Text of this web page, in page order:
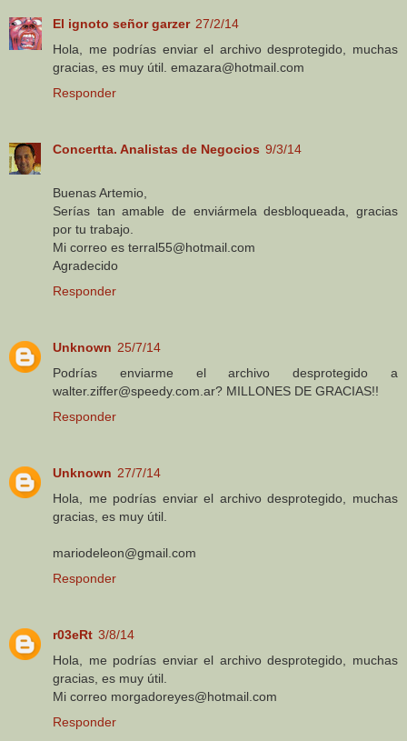
El ignoto señor garzer 27/2/14
Hola, me podrías enviar el archivo desprotegido, muchas
gracias, es muy útil. emazara@hotmail.com
Responder
Concertta. Analistas de Negocios 9/3/14
Buenas Artemio,
Serías tan amable de enviármela desbloqueada, gracias
por tu trabajo.
Mi correo es terral55@hotmail.com
Agradecido
Responder
Unknown 25/7/14
Podrías enviarme el archivo desprotegido a
walter.ziffer@speedy.com.ar? MILLONES DE GRACIAS!!
Responder
Unknown 27/7/14
Hola, me podrías enviar el archivo desprotegido, muchas
gracias, es muy útil.
mariodeleon@gmail.com
Responder
r03eRt 3/8/14
Hola, me podrías enviar el archivo desprotegido, muchas
gracias, es muy útil.
Mi correo morgadoreyes@hotmail.com
Responder